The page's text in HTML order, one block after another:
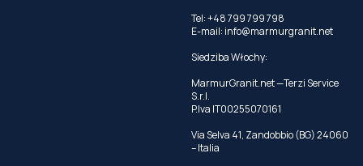
Tel: +48 799 799 798
E-mail: info@marmurgranit.net
Siedziba Włochy:
MarmurGranit.net —Terzi Service
S.r.l.
P.Iva IT00255070161
Via Selva 41, Zandobbio (BG) 24060
– Italia